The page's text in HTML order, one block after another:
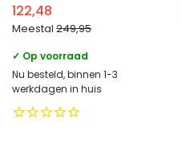
Naturel
122,48
Meestal 249,95
✓ Op voorraad
Nu besteld, binnen 1-3
werkdagen in huis